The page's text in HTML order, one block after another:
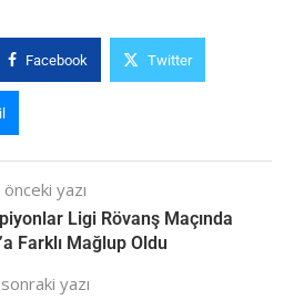
Facebook Twitter
önceki yazı
Ligi Rövanş Maçında
Farklı Mağlup Oldu
sonraki yazı